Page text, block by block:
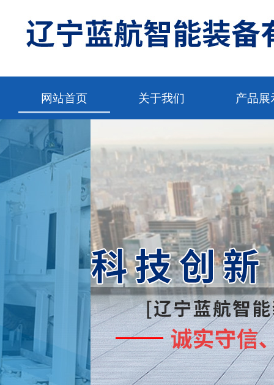
网站首页 关于我们 产品展